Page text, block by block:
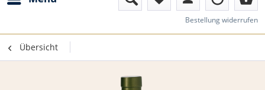
Bestellung widerrufen
Übersicht